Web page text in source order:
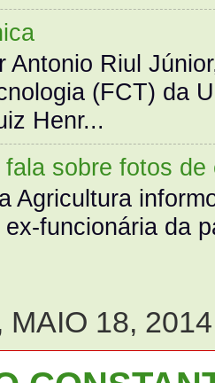
Antonio Riul
(FCT) da
Henr...
sobre fotos de
Agricultura
funcionária da
MAIO 18, 2014